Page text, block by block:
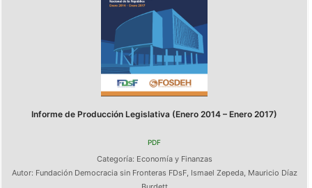
Informe de Producción Legislativa (Enero 2014 – Enero 2017)
PDF
Categoría: Economía y Finanzas
Autor: Fundación Democracia sin Fronteras FDsF, Ismael Zepeda, Mauricio Díaz